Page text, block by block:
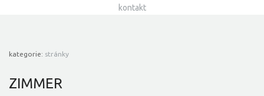
kontakt
kategorie: stránky
ZIMMER